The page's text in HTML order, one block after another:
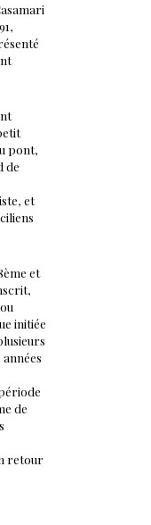
pont,
de
et
et
initiée
de
retour